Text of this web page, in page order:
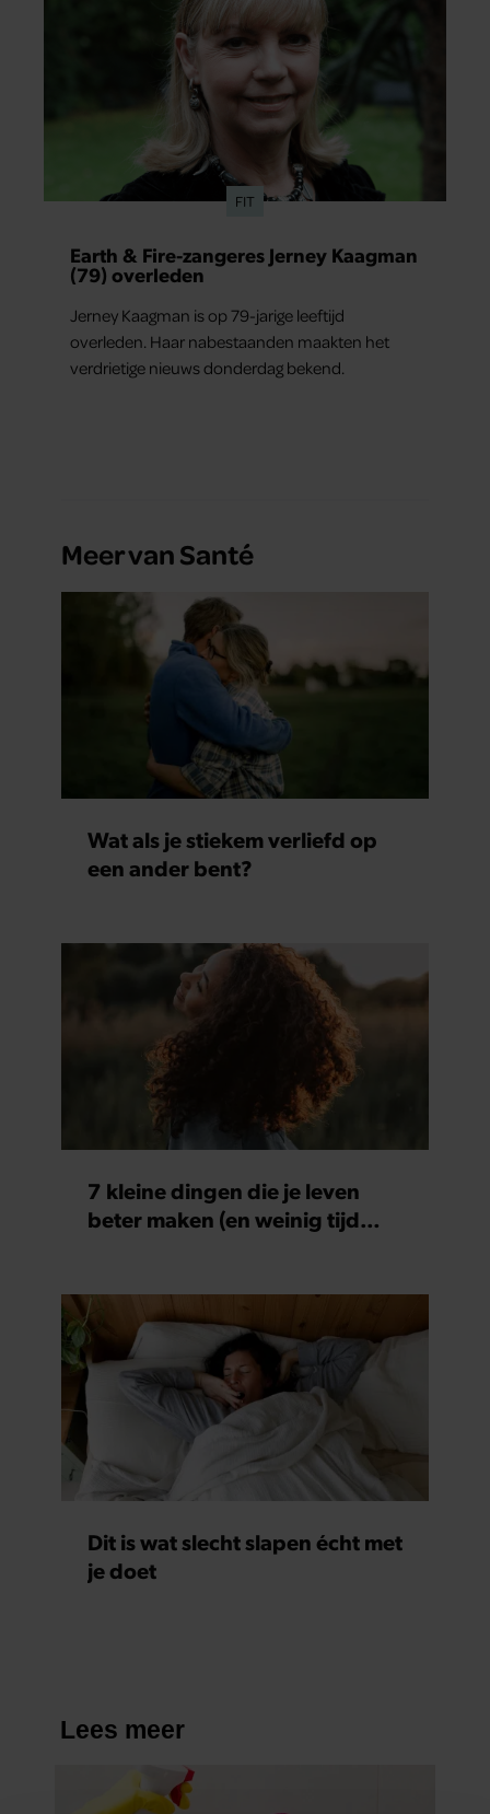
FIT
Earth & Fire-zangeres Jerney Kaagman
(79) overleden
Jerney Kaagman is op 79-jarige leeftijd
overleden. Haar nabestaanden maakten het
verdrietige nieuws donderdag bekend.
Meer van Santé
Wat als je stiekem verliefd op
een ander bent?
7 kleine dingen die je leven
beter maken (en weinig tijd
Dit is wat slecht slapen écht met
je doet